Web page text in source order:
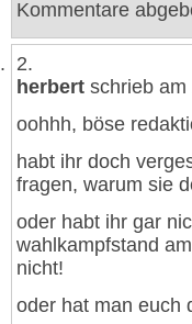
Kommentare
2.
herbert schrieb am
oohhh, böse
habt ihr doch
fragen, warum sie
oder habt ihr gar
wahlkampfstand
nicht!
oder hat man euch